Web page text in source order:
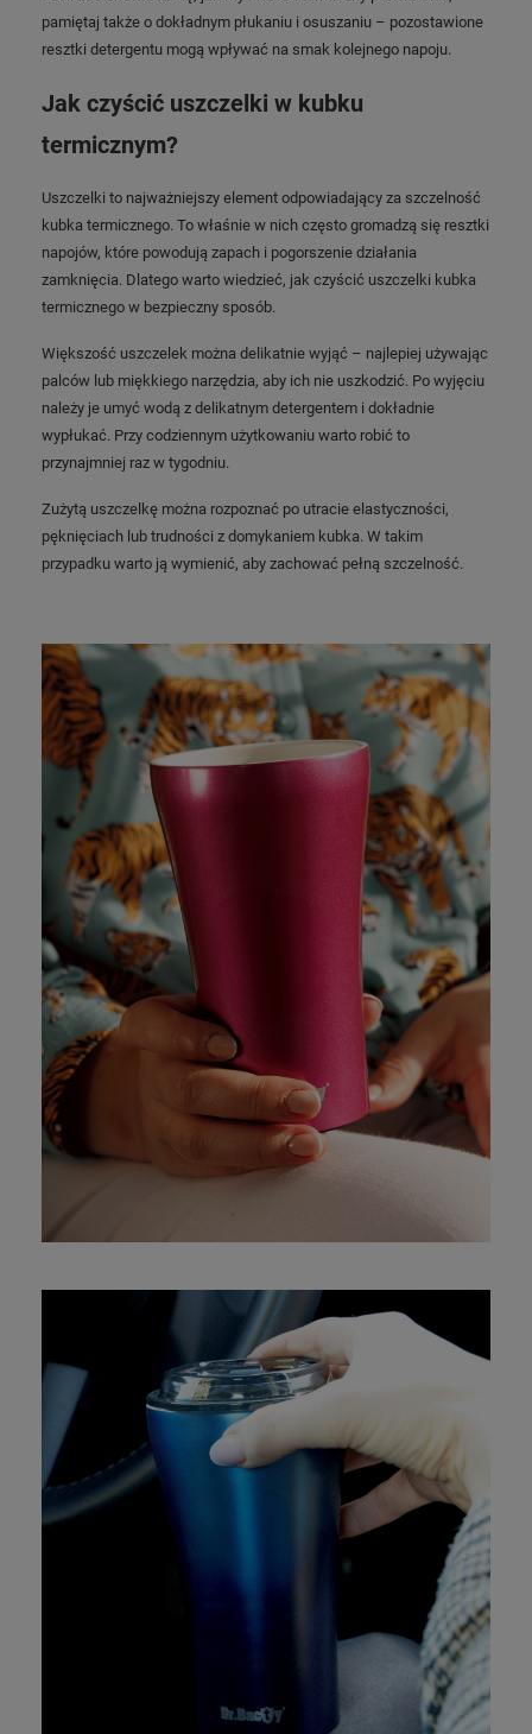
pamiętaj także o dokładnym płukaniu i osuszaniu – pozostawione
resztki detergentu mogą wpływać na smak kolejnego napoju.
Jak czyścić uszczelki w kubku
termicznym?
Uszczelki to najważniejszy element odpowiadający za szczelność
kubka termicznego. To właśnie w nich często gromadzą się resztki
napojów, które powodują zapach i pogorszenie działania
zamknięcia. Dlatego warto wiedzieć, jak czyścić uszczelki kubka
termicznego w bezpieczny sposób.
Większość uszczelek można delikatnie wyjąć – najlepiej używając
palców lub miękkiego narzędzia, aby ich nie uszkodzić. Po wyjęciu
należy je umyć wodą z delikatnym detergentem i dokładnie
wypłukać. Przy codziennym użytkowaniu warto robić to
przynajmniej raz w tygodniu.
Zużytą uszczelkę można rozpoznać po utracie elastyczności,
pęknięciach lub trudności z domykaniem kubka. W takim
przypadku warto ją wymienić, aby zachować pełną szczelność.